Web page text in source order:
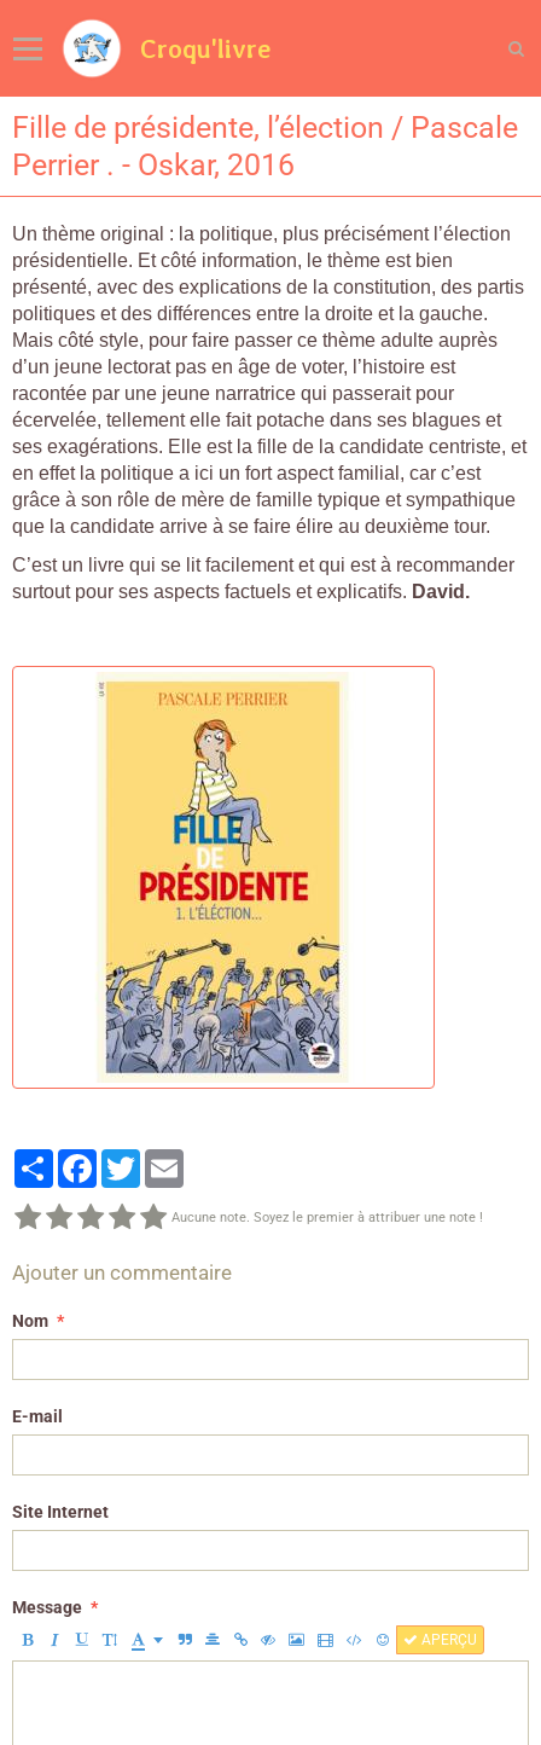
Croqu'livre
Fille de présidente, l’élection / Pascale
Perrier . - Oskar, 2016
Un thème original : la politique, plus précisément l’élection
présidentielle. Et côté information, le thème est bien
présenté, avec des explications de la constitution, des partis
politiques et des différences entre la droite et la gauche.
Mais côté style, pour faire passer ce thème adulte auprès
d’un jeune lectorat pas en âge de voter, l’histoire est
racontée par une jeune narratrice qui passerait pour
écervelée, tellement elle fait potache dans ses blagues et
ses exagérations. Elle est la fille de la candidate centriste, et
en effet la politique a ici un fort aspect familial, car c’est
grâce à son rôle de mère de famille typique et sympathique
que la candidate arrive à se faire élire au deuxième tour.
C’est un livre qui se lit facilement et qui est à recommander
surtout pour ses aspects factuels et explicatifs. David.
PartagerFacebook
Twitter
Aucune note. Soyez le premier à attribuer une note !
Ajouter un commentaire
Nom
E-mail
Site Internet
Message
APERÇU